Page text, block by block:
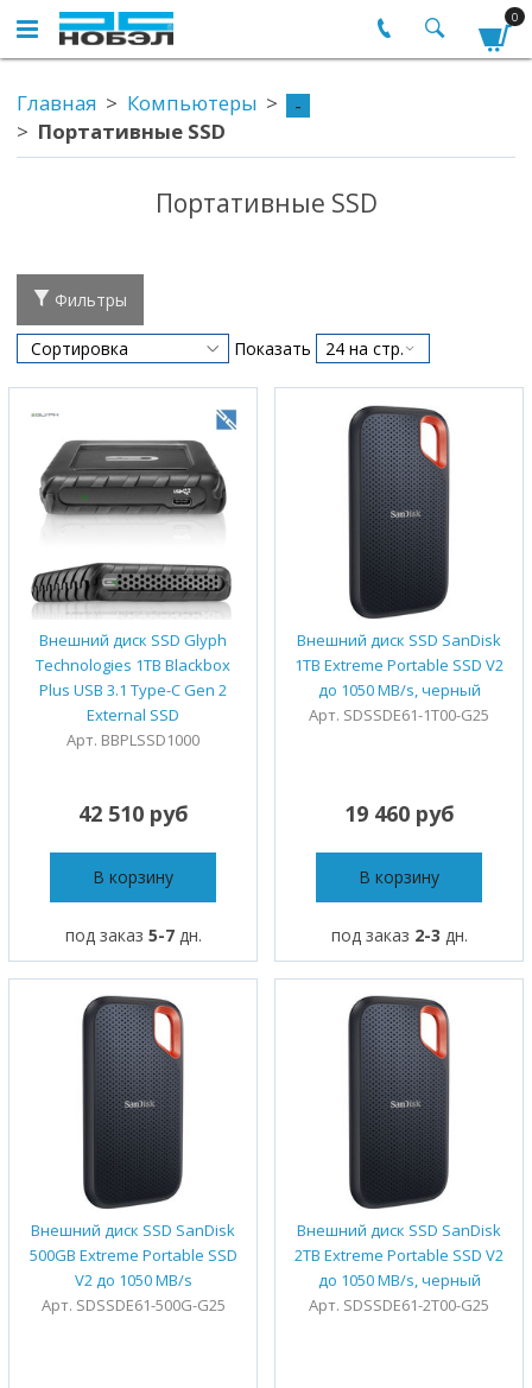
0
Главная Компьютеры
-
Портативные SSD
Портативные SSD
Фильтры
Показать
Внешний диск SSD Glyph
Technologies 1TB Blackbox
Plus USB 3.1 Type-C Gen 2
External SSD
Арт. BBPLSSD1000
42 510 руб
В корзину
под заказ 5-7дн.
Внешний диск SSD SanDisk
1TB Extreme Portable SSD V2
до 1050 MB/s, черный
Арт. SDSSDE61-1T00-G25
19 460 руб
В корзину
под заказ 2-3 дн.
Внешний диск SSD SanDisk
500GB Extreme Portable SSD
V2 до 1050 MB/s
Арт. SDSSDE61-500G-G25
Внешний диск SSD SanDisk
2TB Extreme Portable SSD V2
до 1050 MB/s, черный
Арт. SDSSDE61-2T00-G25